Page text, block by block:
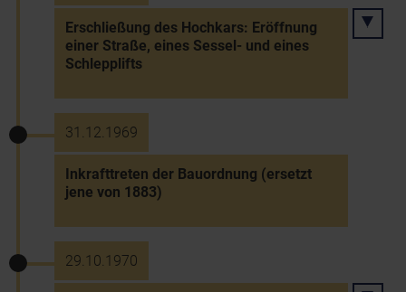
Erschließung des Hochkars: Eröffnung
einer Straße, eines Sessel- und eines
Schlepplifts
31.12.1969
Inkrafttreten der Bauordnung (ersetzt
jene von 1883)
29.10.1970